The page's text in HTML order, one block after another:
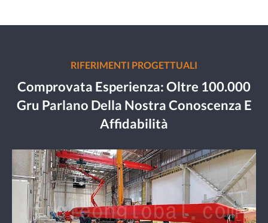
RIFERIMENTI PROGETTUALI
Comprovata Esperienza: Oltre 100.000
Gru Parlano Della Nostra Conoscenza E
Affidabilità